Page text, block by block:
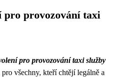
pro provozování taxi
pro provozování taxi služby
všechny, kteří chtějí legálně a